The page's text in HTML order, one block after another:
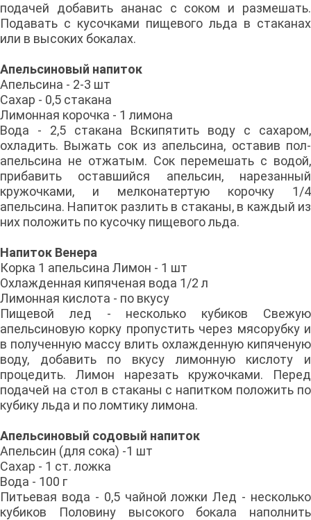
подачей добавить ананас с соком и размешать.
Подавать с кусочками пищевого льда в стаканах
или в высоких бокалах.
Апельсиновый напиток
Апельсина - 2-3 шт
Сахар - 0,5 стакана
Лимонная корочка - 1 лимона
Вода - 2,5 стакана Вскипятить воду с сахаром,
охладить. Выжать сок из апельсина, оставив пол-
апельсина не отжатым. Сок перемешать с водой,
прибавить оставшийся апельсин, нарезанный
кружочками, и мелконатертую корочку 1/4
апельсина. Напиток разлить в стаканы, в каждый из
них положить по кусочку пищевого льда.
Напиток Венера
Корка 1 апельсина Лимон - 1 шт
Охлажденная кипяченая вода 1/2 л
Лимонная кислота - по вкусу
Пищевой лед - несколько кубиков Свежую
апельсиновую корку пропустить через мясорубку и
в полученную массу влить охлажденную кипяченую
воду, добавить по вкусу лимонную кислоту и
процедить. Лимон нарезать кружочками. Перед
подачей на стол в стаканы с напитком положить по
кубику льда и по ломтику лимона.
Апельсиновый содовый напиток
Апельсин (для сока) -1 шт
Сахар - 1 ст. ложка
Вода - 100 г
Питьевая вода - 0,5 чайной ложки Лед - несколько
кубиков Половину высокого бокала наполнить